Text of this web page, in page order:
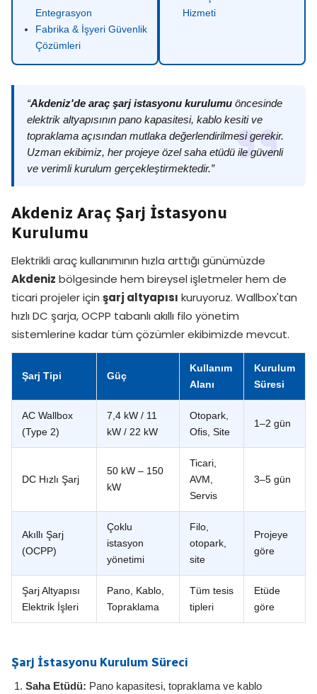
Entegrasyon
Fabrika & İşyeri Güvenlik
Çözümleri
Hizmeti
“Akdeniz'de araç şarj istasyonu kurulumu öncesinde
elektrik altyapısının pano kapasitesi, kablo kesiti ve
topraklama açısından mutlaka değerlendirilmesi gerekir.
Uzman ekibimiz, her projeye özel saha etüdü ile güvenli
ve verimli kurulum gerçekleştirmektedir.”
Akdeniz Araç Şarj İstasyonu
Kurulumu
Elektrikli araç kullanımının hızla arttığı günümüzde
Akdeniz bölgesinde hem bireysel işletmeler hem de
ticari projeler için şarj altyapısı kuruyoruz. Wallbox'tan
hızlı DC şarja, OCPP tabanlı akıllı filo yönetim
sistemlerine kadar tüm çözümler ekibimizde mevcut.
Şarj Tipi Güç
Kullanım
Alanı
Kurulum
Süresi
AC Wallbox
(Type 2)
7,4 kW / 11
kW / 22 kW
Otopark,
Ofis, Site
1–2 gün
DC Hızlı Şarj
50 kW – 150
kW
Ticari,
AVM,
Servis
3–5 gün
Akıllı Şarj
(OCPP)
Çoklu
istasyon
yönetimi
Filo,
otopark,
site
Projeye
göre
Şarj Altyapısı
Elektrik İşleri
Pano, Kablo,
Topraklama
Tüm tesis
tipleri
Etüde
göre
Şarj İstasyonu Kurulum Süreci
Saha Etüdü: Pano kapasitesi, topraklama ve kablo